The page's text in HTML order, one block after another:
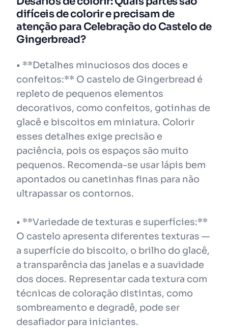
difíceis de colorir e precisam de
atenção para Celebração do Castelo de
Gingerbread?
• **Detalhes minuciosos dos doces e
confeitos:** O castelo de Gingerbread é
repleto de pequenos elementos
decorativos, como confeitos, gotinhas de
glacê e biscoitos em miniatura. Colorir
esses detalhes exige precisão e
paciência, pois os espaços são muito
pequenos. Recomenda-se usar lápis bem
apontados ou canetinhas finas para não
ultrapassar os contornos.
• **Variedade de texturas e superfícies:**
O castelo apresenta diferentes texturas —
a superfície do biscoito, o brilho do glacê,
a transparência das janelas e a suavidade
dos doces. Representar cada textura com
técnicas de coloração distintas, como
sombreamento e degradê, pode ser
desafiador para iniciantes.